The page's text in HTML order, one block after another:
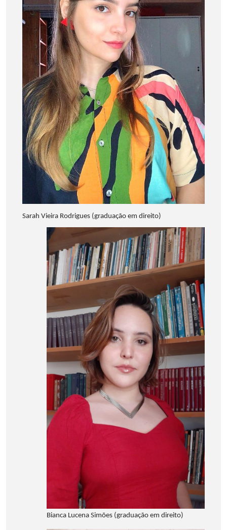
Sarah Vieira Rodrigues (graduação em direito)
Bianca Lucena Simões (graduação em direito)